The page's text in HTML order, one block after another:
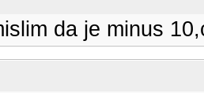
da je minus